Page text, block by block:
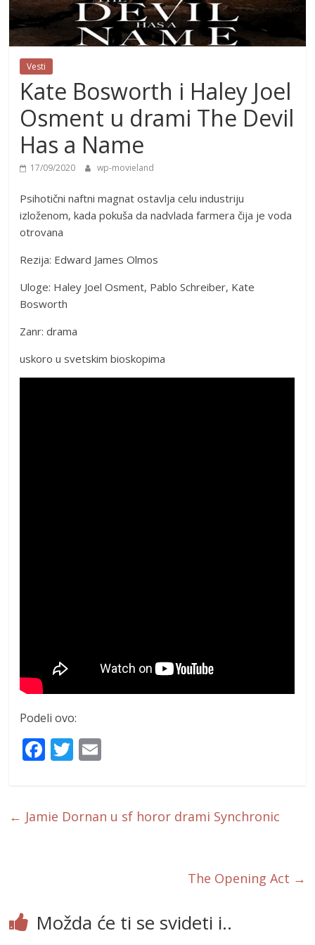
Vesti
Kate Bosworth i Haley Joel
Osment u drami The Devil
Has a Name
17/09/2020 wp-movieland
Psihotični naftni magnat ostavlja celu industriju
izloženom, kada pokuša da nadvlada farmera čija je voda
otrovana
Rezija: Edward James Olmos
Uloge: Haley Joel Osment, Pablo Schreiber, Kate
Bosworth
Zanr: drama
uskoro u svetskim bioskopima
Podeli ovo:
F
ac
b
T
w
er l
← Jamie Dornan u sf horor drami Synchronic
The Opening Act →
Možda će ti se svideti i..